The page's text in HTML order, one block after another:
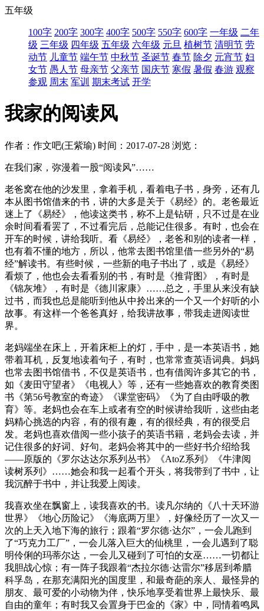
五年级
100字 200字 300字 400字 500字 550字 600字 一年级 二年
级 三年级 四年级 五年级 六年级 元旦 植树节 清明节 劳
动节 儿童节 端午节 中秋节 圣诞节 春节 除夕 元宵节 妇
女节 愚人节 母亲节 父亲节 国庆节 寒假 暑假 春游 观察
参观 周末 军训 期末考试 开学
我家的阅读风
作者：作文吧(王紫瑜) 时间：2017-07-28 浏览：
在我们家，弥漫着一股“阅读风”……
老爸窝在他的沙发里，拿着手机，看着电子书，身旁，还有几
本从图书馆借来的书，讲的大多是关于《易经》的。老爸最近
迷上了《易经》，他读这类书，称不上是钻研，只不过是在业
余时间看看罢了，不过看完后，总能记住很多。有时，也会在
开车的时候，讲给我听。看《易经》，老爸和别的读者一样，
也有着不懂的地方，所以，他常去图书馆里借一些另外的“易
经”解读书。有些时候，一些新的电子书出了，或是《易经》
看烦了，他也会去看看别的书，有时是《推背图》，有时是
《锦灰堆》，有时是《德川家康》……总之，手里从来没有缺
过书，而我也总是能听到他从中拎出来的一个又一个好听的小
故事。有这样一个爸爸真好，给我讲故事，带我走进阅读世
界。
老妈端坐在床上，开着床柜上的灯，手中，是一本英语书，她
带着耳机，反复地读着句子，有时，也常常查英语词典。妈妈
也常去图书馆借书，不仅是英语书，也有借阅许多其它的书，
如《麦田守望者》《电视人》等，还有一些她喜欢的教育类图
书《第56号教室的奇迹》《课堂密码》《为了自由呼吸的教
育》等。老妈也会在车上或者有空的时候讲给我听，这些由老
妈精心挑选的内容，有的很有趣，有的很经典，有的很受启
发。老妈也喜欢借阅一些小孩子的英语书籍，老妈会去读，并
记住很多的好词、好句。老妈会将其中的一些好书介绍给我
——原版的《罗尔达达尔系列丛书》《AtoZ系列》《牛津阅
读树系列》……她会和我一起看个开头，将我带到了书中，让
我沉醉于书中，并让我爱上阅读。
我喜欢坐在飘窗上，读我喜欢的书。读凡尔纳的《八十天环游
世界》《地心历险记》《海底两万里》，好像经历了一次又一
次的上天入地下海的旅行；跟着“罗尔德·达尔”，一会儿跑到
了“巧克力工厂”，一会儿落入巨大的仙桃里，一会儿遇到了聪
明伶俐的玛蒂尔达，一会儿又碰到了可怕的女巫……一切都让
我胆战心惊；有一阵子我跟着“杰拉尔德·达雷尔”移居到希腊
科孚岛，在那充满阳光的国度里，和最奇葩的亲人、最怪异的
朋友、最可爱的小动物为伴，快乐地享受着世界上最快乐、最
自由的童年；有时我又会置身于巴金的《家》中，同情着鸣凤